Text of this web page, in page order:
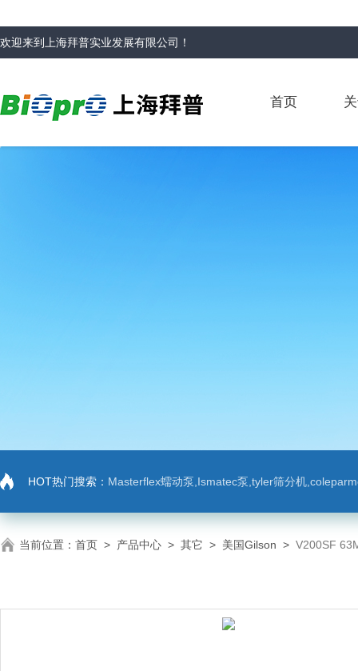
欢迎来到 上海拜普实业发展有限公司 ！
首页
HOT热门搜索： Masterflex蠕动泵,Ismatec泵,tyler筛分机,coleparmer,注射
当前位置： 首页 > 产品中心 > 其它 > 美国Gilson > V200SF